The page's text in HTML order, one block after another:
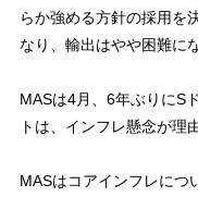
らか強める方針の採用を
なり、輸出はやや困難にな
MASは4月、6年ぶりにS
トは、インフレ懸念が理
MASはコアインフレにつ